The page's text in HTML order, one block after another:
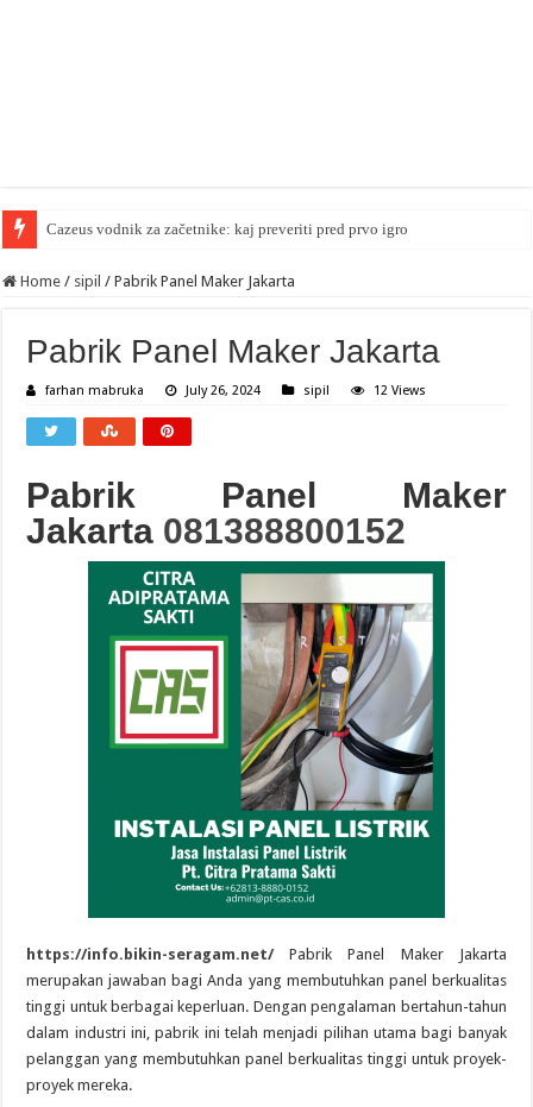
Cazeus vodnik za začetnike: kaj preveriti pred prvo igro
Home / sipil / Pabrik Panel Maker Jakarta
Pabrik Panel Maker Jakarta
farhan mabruka July 26, 2024 sipil 12 Views
Pabrik Panel Maker
Jakarta 081388800152
https://info.bikin-seragam.net/Pabrik Panel Maker Jakarta
merupakan jawaban bagi Anda yang membutuhkan panel berkualitas
tinggi untuk berbagai keperluan. Dengan pengalaman bertahun-tahun
dalam industri ini, pabrik ini telah menjadi pilihan utama bagi banyak
pelanggan yang membutuhkan panel berkualitas tinggi untuk proyek-
proyek mereka.